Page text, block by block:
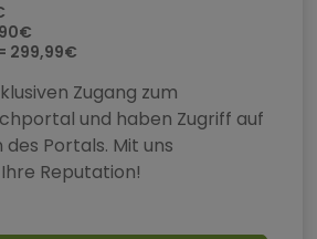
299,99€
Zugang zum
und haben Zugriff auf
Portals. Mit uns
Reputation!